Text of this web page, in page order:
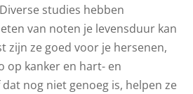
studies hebben
van noten je levensduur kan
zijn ze goed voor je hersenen,
op kanker en hart- en
nog niet genoeg is, helpen ze